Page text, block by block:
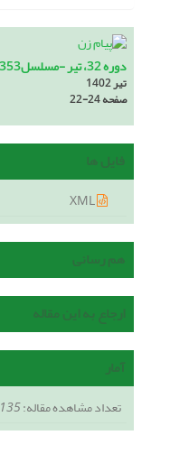
دوره 32، تیر -مسلسل353 سال 1402 - شماره پیاپی 353
تیر 1402
صفحه22-24
فایل ها
هم رسانی
ارجاع به این مقاله
آمار
تعداد مشاهده مقاله:135